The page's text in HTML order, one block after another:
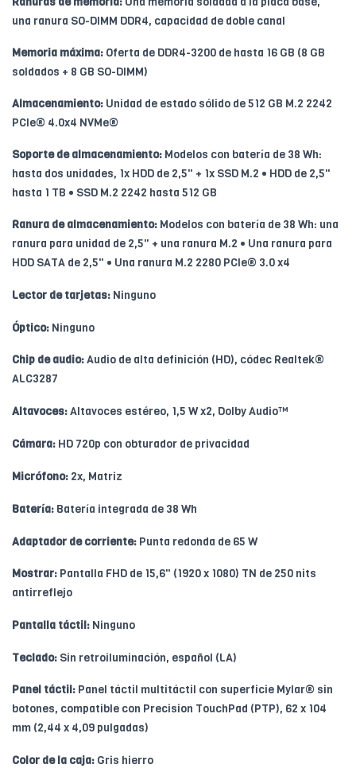
una ranura SO-DIMM DDR4, capacidad de doble canal
Memoria máxima: Oferta de DDR4-3200 de hasta 16 GB (8 GB
soldados + 8 GB SO-DIMM)
Almacenamiento: Unidad de estado sólido de 512 GB M.2 2242
PCIe® 4.0x4 NVMe®
Soporte de almacenamiento: Modelos con batería de 38 Wh:
hasta dos unidades, 1x HDD de 2,5" + 1x SSD M.2 • HDD de 2,5"
hasta 1 TB • SSD M.2 2242 hasta 512 GB
Ranura de almacenamiento: Modelos con batería de 38 Wh: una
ranura para unidad de 2,5" + una ranura M.2 • Una ranura para
HDD SATA de 2,5" • Una ranura M.2 2280 PCIe® 3.0 x4
Lector de tarjetas: Ninguno
Óptico: Ninguno
Chip de audio:Audio de alta definición (HD), códec Realtek®
ALC3287
Altavoces:Altavoces estéreo, 1,5 W x2, Dolby Audio™
Cámara: HD 720p con obturador de privacidad
Micrófono: 2x, Matriz
Batería: Batería integrada de 38 Wh
Adaptador de corriente: Punta redonda de 65 W
Mostrar: Pantalla FHD de 15,6" (1920 x 1080) TN de 250 nits
antirreflejo
Pantalla táctil: Ninguno
Teclado: Sin retroiluminación, español (LA)
Panel táctil: Panel táctil multitáctil con superficie Mylar® sin
botones, compatible con Precision TouchPad (PTP), 62 x 104
mm (2,44 x 4,09 pulgadas)
Color de la caja: Gris hierro